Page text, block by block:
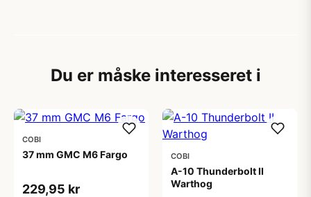
Du er måske interesseret i
COBI
37 mm GMC M6 Fargo
229,95 kr
COBI
A-10 Thunderbolt II
Warthog